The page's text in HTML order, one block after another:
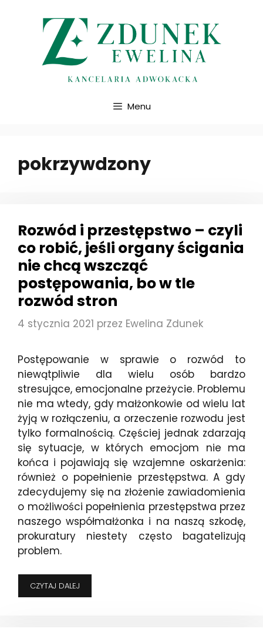
Menu
pokrzywdzony
Rozwód i przestępstwo – czyli
co robić, jeśli organy ścigania
nie chcą wszcząć
postępowania, bo w tle
rozwód stron
4 stycznia 2021 przez Ewelina Zdunek
Postępowanie w sprawie o rozwód to
niewątpliwie dla wielu osób bardzo
stresujące, emocjonalne przeżycie. Problemu
nie ma wtedy, gdy małżonkowie od wielu lat
żyją w rozłączeniu, a orzeczenie rozwodu jest
tylko formalnością. Częściej jednak zdarzają
się sytuacje, w których emocjom nie ma
końca i pojawiają się wzajemne oskarżenia:
również o popełnienie przestępstwa. A gdy
zdecydujemy się na złożenie zawiadomienia
o możliwości popełnienia przestępstwa przez
naszego współmałżonka i na naszą szkodę,
prokuratury niestety często bagatelizują
problem.
CZYTAJ DALEJ
I